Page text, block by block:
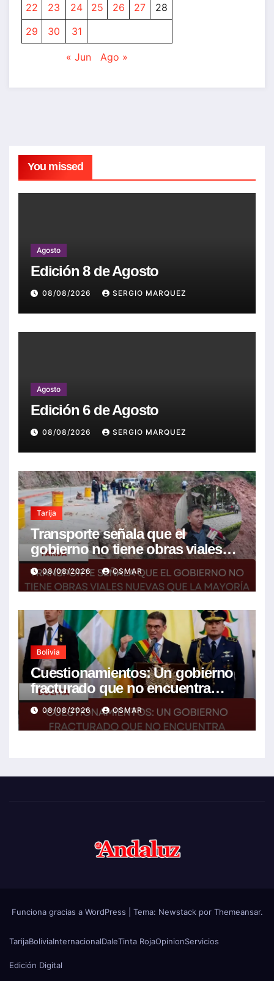
22
23 24 25 26 27
28
29
30 31
« Jun Ago »
You missed
Agosto
Edición 8 de Agosto
08/08/2026 SERGIO MARQUEZ
Agosto
Edición 6 de Agosto
08/08/2026 SERGIO MARQUEZ
Tarija
Transporte señala que el
gobierno no tiene obras viales
nuevas que la mayoría son de la
anterior gestión
08/08/2026 OSMAR
Bolivia
Cuestionamientos: Un gobierno
fracturado que no encuentra
soluciones a la crisis
08/08/2026 OSMAR
Funciona gracias a WordPress Tema: Newstackpor Themeansar.
TarijaBoliviaInternacionalDaleTinta RojaOpinionServicios
Edición Digital